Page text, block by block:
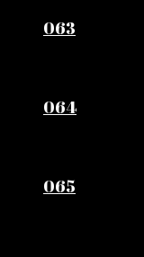
063
064
065